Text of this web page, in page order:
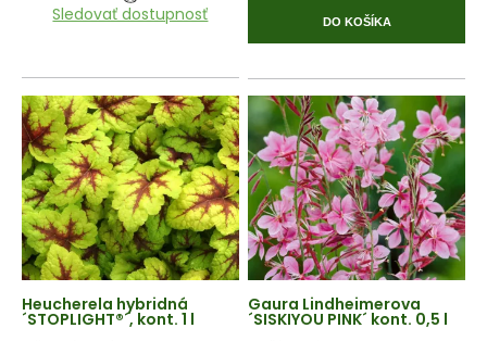
Sledovať dostupnosť DO KOŠÍKA
Heucherela hybridná
´STOPLIGHT®´, kont. 1 l
Gaura Lindheimerova
´SISKIYOU PINK´ kont. 0,5 l